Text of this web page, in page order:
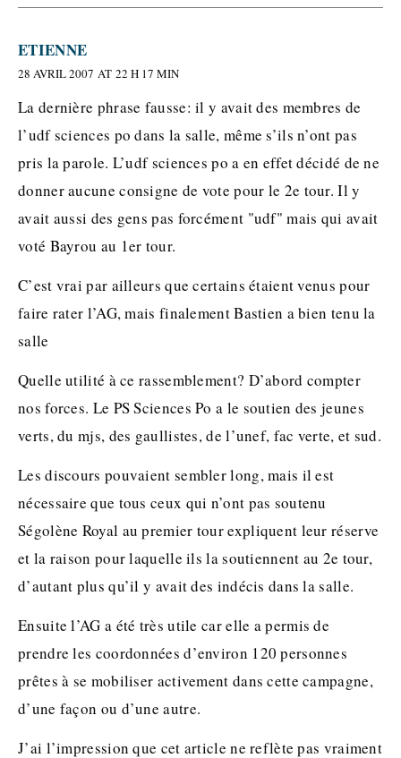
ETIENNE
28 AVRIL 2007 AT 22 H 17 MIN
La dernière phrase fausse: il y avait des membres de
l’udf sciences po dans la salle, même s’ils n’ont pas
pris la parole. L’udf sciences po a en effet décidé de ne
donner aucune consigne de vote pour le 2e tour. Il y
avait aussi des gens pas forcément "udf" mais qui avait
voté Bayrou au 1er tour.
C’est vrai par ailleurs que certains étaient venus pour
faire rater l’AG, mais finalement Bastien a bien tenu la
salle
Quelle utilité à ce rassemblement? D’abord compter
nos forces. Le PS Sciences Po a le soutien des jeunes
verts, du mjs, des gaullistes, de l’unef, fac verte, et sud.
Les discours pouvaient sembler long, mais il est
nécessaire que tous ceux qui n’ont pas soutenu
Ségolène Royal au premier tour expliquent leur réserve
et la raison pour laquelle ils la soutiennent au 2e tour,
d’autant plus qu’il y avait des indécis dans la salle.
Ensuite l’AG a été très utile car elle a permis de
prendre les coordonnées d’environ 120 personnes
prêtes à se mobiliser activement dans cette campagne,
d’une façon ou d’une autre.
J’ai l’impression que cet article ne reflète pas vraiment